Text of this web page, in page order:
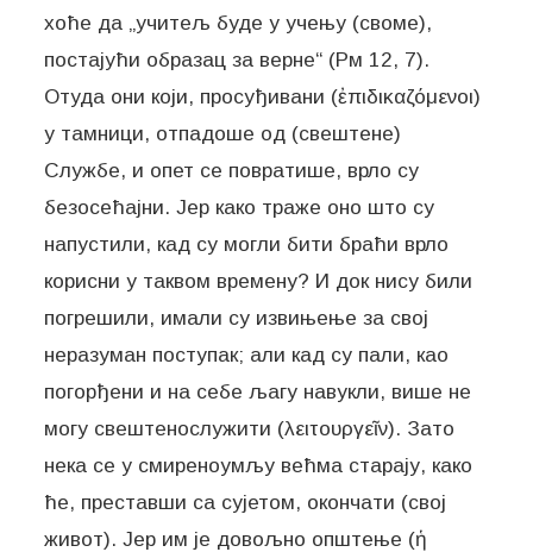
хоће да „учитељ буде у учењу (своме),
постајући образац за верне“ (Рм 12, 7).
Отуда они који, просуђивани (ἐπιδικαζόμενοι)
у тамници, отпадоше од (свештене)
Службе, и опет се повратише, врло су
безосећајни. Јер како траже оно што су
напустили, кад су могли бити браћи врло
корисни у таквом времену? И док нису били
погрешили, имали су извињење за свој
неразуман поступак; али кад су пали, као
погорђени и на себе љагу навукли, више не
могу свештенослужити (λειτουργεῖν). Зато
нека се у смиреноумљу већма старају, како
ће, преставши са сујетом, окончати (свој
живот). Јер им је довољно општење (ἡ